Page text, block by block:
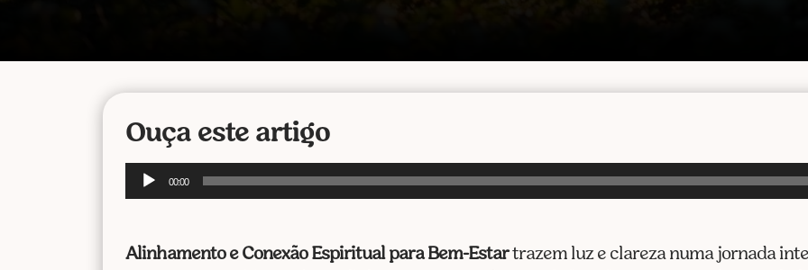
Ouça este artigo
Tocador
de
00:00
Alinhamento e Conexão Espiritual para Bem-Estartrazem luz e clareza numa jornada